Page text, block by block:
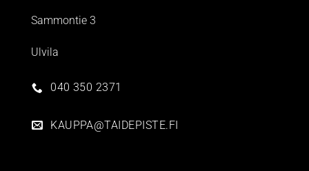
Sammontie 3
Ulvila
040 350 2371
KAUPPA@TAIDEPISTE.FI